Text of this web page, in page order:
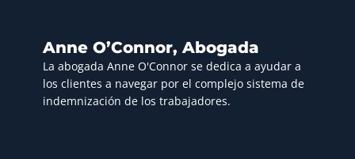
Anne O’Connor, Abogada
La abogada Anne O'Connor se dedica a ayudar a
los clientes a navegar por el complejo sistema de
indemnización de los trabajadores.